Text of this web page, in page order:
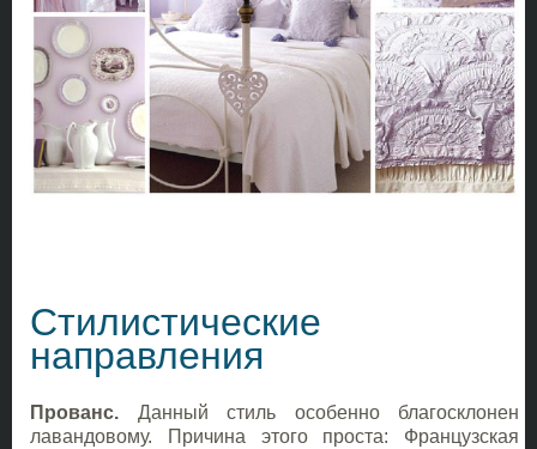
Стилистические
направления
Прованс. Данный стиль особенно благосклонен
лавандовому. Причина этого проста: Французская